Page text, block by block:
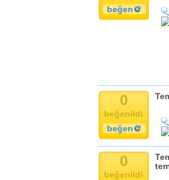
beğen
0
beğenildi
beğen
0
beğenildi